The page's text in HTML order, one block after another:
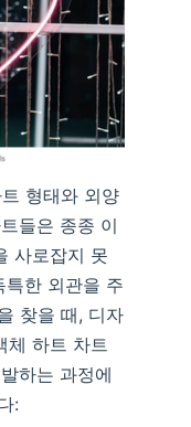
형태와 외양
들은 종종 이
사로잡지 못
특한 외관을 주
찾을 때, 디자
체 하트 차트
하는 과정에
: